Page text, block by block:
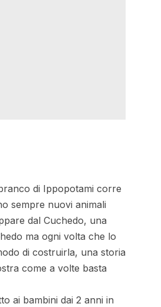
di Ippopotami corre
sempre nuovi animali
dal Cuchedo, una
ma ogni volta che lo
di costruirla, una storia
come a volte basta
ai bambini dai 2 anni in